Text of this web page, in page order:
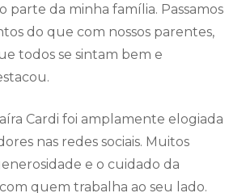
parte da minha família. Passamos
do que com nossos parentes,
todos se sintam bem e
Cardi foi amplamente elogiada
nas redes sociais. Muitos
e o cuidado da
quem trabalha ao seu lado.